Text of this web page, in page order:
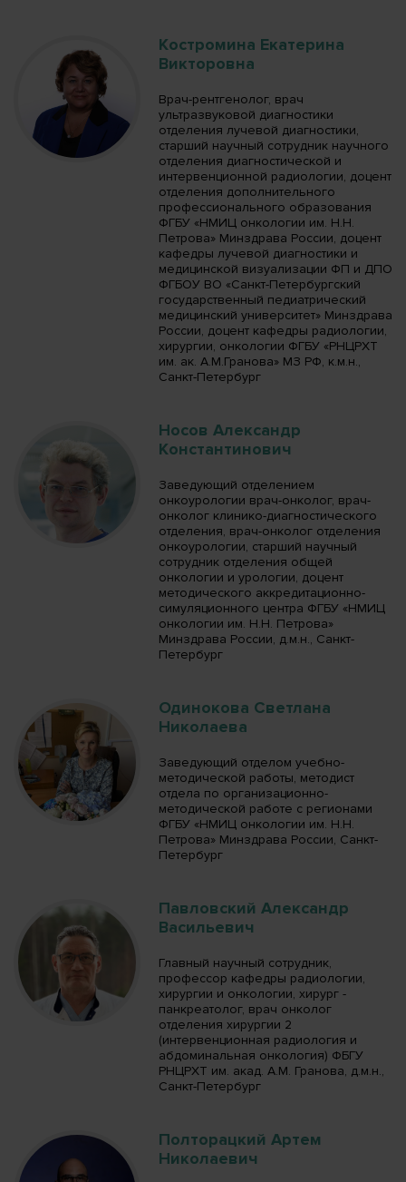
Костромина Екатерина
Викторовна
Врач-рентгенолог, врач
ультразвуковой диагностики
отделения лучевой диагностики,
старший научный сотрудник научного
отделения диагностической и
интервенционной радиологии, доцент
отделения дополнительного
профессионального образования
ФГБУ «НМИЦ онкологии им. Н.Н.
Петрова» Минздрава России, доцент
кафедры лучевой диагностики и
медицинской визуализации ФП и ДПО
ФГБОУ ВО «Санкт-Петербургский
государственный педиатрический
медицинский университет» Минздрава
России, доцент кафедры радиологии,
хирургии, онкологии ФГБУ «РНЦРХТ
им. ак. А.М.Гранова» МЗ РФ, к.м.н.,
Санкт-Петербург
Носов Александр
Константинович
Заведующий отделением
онкоурологии врач-онколог, врач-
онколог клинико-диагностического
отделения, врач-онколог отделения
онкоурологии, старший научный
сотрудник отделения общей
онкологии и урологии, доцент
методического аккредитационно-
симуляционного центра ФГБУ «НМИЦ
онкологии им. Н.Н. Петрова»
Минздрава России, д.м.н., Санкт-
Петербург
Одинокова Светлана
Николаева
Заведующий отделом учебно-
методической работы, методист
отдела по организационно-
методической работе с регионами
ФГБУ «НМИЦ онкологии им. Н.Н.
Петрова» Минздрава России, Санкт-
Петербург
Павловский Александр
Васильевич
Главный научный сотрудник,
профессор кафедры радиологии,
хирургии и онкологии, хирург -
панкреатолог, врач онколог
отделения хирургии 2
(интервенционная радиология и
абдоминальная онкология) ФБГУ
РНЦРХТ им. акад. А.М. Гранова, д.м.н.,
Санкт-Петербург
Полторацкий Артем
Николаевич